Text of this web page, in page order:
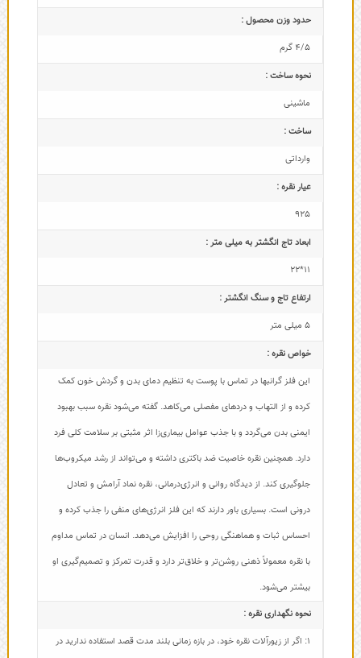
حدود وزن محصول :
4/5 گرم
نحوه ساخت :
ماشینی
ساخت :
وارداتی
عیار نقره :
925
ابعاد تاج‌ انگشتر به میلی متر :
11*22
ارتفاع تاج و سنگ انگشتر :
5 میلی متر
خواص نقره :
این فلز گرانبها در تماس با پوست به تنظیم دمای بدن و گردش خون کمک
کرده و از التهاب و دردهای مفصلی می‌کاهد. گفته می‌شود نقره سبب بهبود
ایمنی بدن می‌گردد و با جذب عوامل بیماری‌زا اثر مثبتی بر سلامت کلی فرد
دارد. همچنین نقره خاصیت ضد باکتری داشته و می‌تواند از رشد میکروب‌ها
جلوگیری کند. از دیدگاه روانی و انرژی‌درمانی، نقره نماد آرامش و تعادل
درونی است. بسیاری باور دارند که این فلز انرژی‌های منفی را جذب کرده و
احساس ثبات و هماهنگی روحی را افزایش می‌دهد. انسان در تماس مداوم
با نقره معمولاً ذهنی روشن‌تر و خلاق‌تر دارد و قدرت تمرکز و تصمیم‌گیری او
بیشتر می‌شود.
نحوه نگهداری نقره :
1: اگر از زیورآلات نقره خود، در بازه زمانی بلند مدت قصد استفاده ندارید در